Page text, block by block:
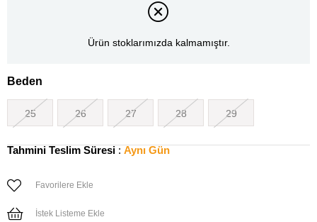
Ürün stoklarımızda kalmamıştır.
Beden
25 26 27 28 29
Tahmini Teslim Süresi : Aynı Gün
Favorilere Ekle
İstek Listeme Ekle